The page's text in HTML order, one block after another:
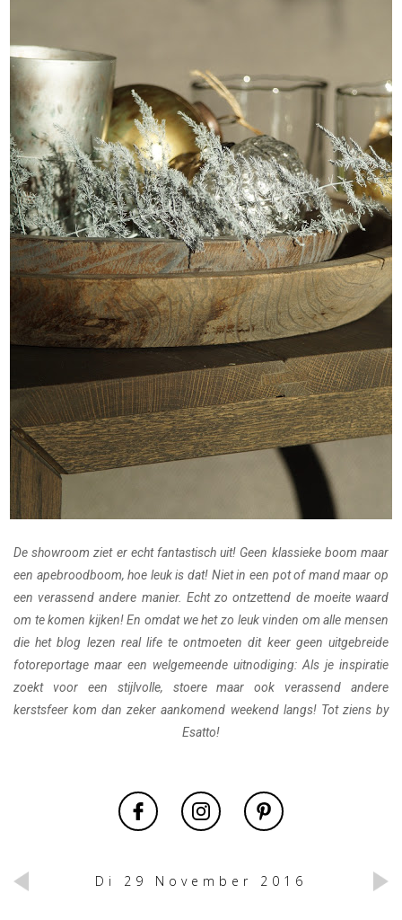
De showroom ziet er echt fantastisch uit! Geen klassieke boom maar
een apebroodboom, hoe leuk is dat! Niet in een pot of mand maar op
een verassend andere manier. Echt zo ontzettend de moeite waard
om te komen kijken! En omdat we het zo leuk vinden om alle mensen
die het blog lezen real life te ontmoeten dit keer geen uitgebreide
fotoreportage maar een welgemeende uitnodiging: Als je inspiratie
zoekt voor een stijlvolle, stoere maar ook verassend andere
kerstsfeer kom dan zeker aankomend weekend langs! Tot ziens by
Esatto!
Di 29 November 2016